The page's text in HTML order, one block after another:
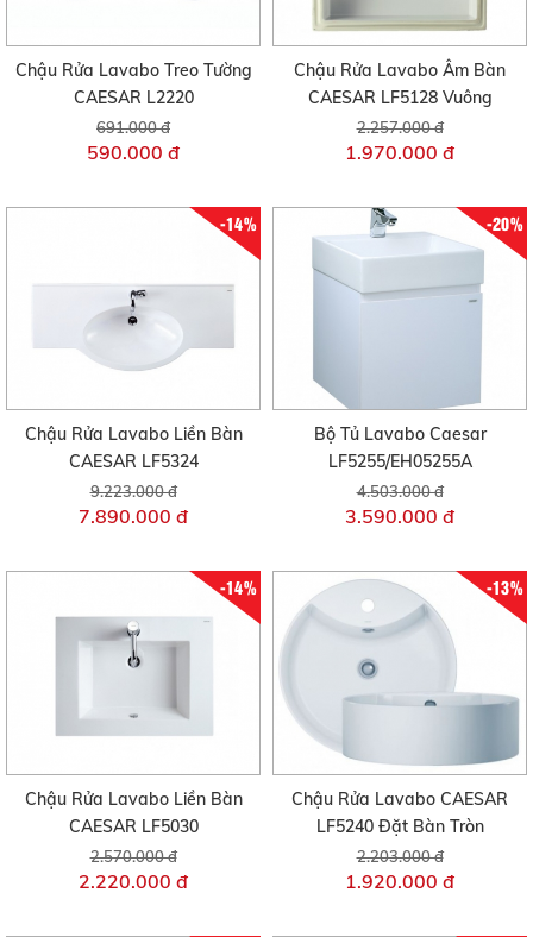
Chậu Rửa Lavabo Treo Tường
CAESAR L2220
691.000 đ
590.000 đ
Chậu Rửa Lavabo Âm Bàn
CAESAR LF5128 Vuông
2.257.000 đ
1.970.000 đ
-14%
Chậu Rửa Lavabo Liền Bàn
CAESAR LF5324
9.223.000 đ
7.890.000 đ
-20%
Bộ Tủ Lavabo Caesar
LF5255/EH05255A
4.503.000 đ
3.590.000 đ
-14%
Chậu Rửa Lavabo Liền Bàn
CAESAR LF5030
2.570.000 đ
2.220.000 đ
-13%
Chậu Rửa Lavabo CAESAR
LF5240 Đặt Bàn Tròn
2.203.000 đ
1.920.000 đ